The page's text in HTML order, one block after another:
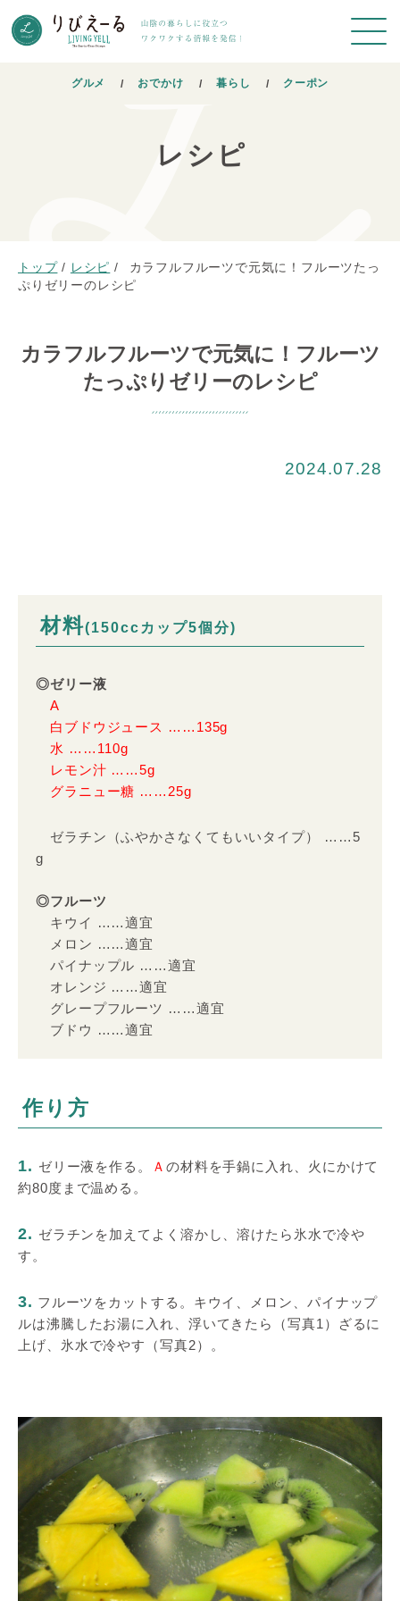
グルメ おでかけ 暮らし クーポン
レシピ
トップ / レシピ /
カラフルフルーツで元気に！フルーツたっ
ぷりゼリーのレシピ
カラフルフルーツで元気に！フルーツ
たっぷりゼリーのレシピ
2024.07.28
材料(150ccカップ5個分)
◎ゼリー液
A
白ブドウジュース ……135g
水 ……110g
レモン汁 ……5g
グラニュー糖 ……25g
ゼラチン（ふやかさなくてもいいタイプ） ……5
g
◎フルーツ
キウイ ……適宜
メロン ……適宜
パイナップル ……適宜
オレンジ ……適宜
グレープフルーツ ……適宜
ブドウ ……適宜
作り方
1. ゼリー液を作る。 Ａ の材料を手鍋に入れ、火にかけて
約80度まで温める。
2. ゼラチンを加えてよく溶かし、溶けたら氷水で冷や
す。
3. フルーツをカットする。キウイ、メロン、パイナップ
ルは沸騰したお湯に入れ、浮いてきたら（写真1）ざるに
上げ、氷水で冷やす（写真2）。